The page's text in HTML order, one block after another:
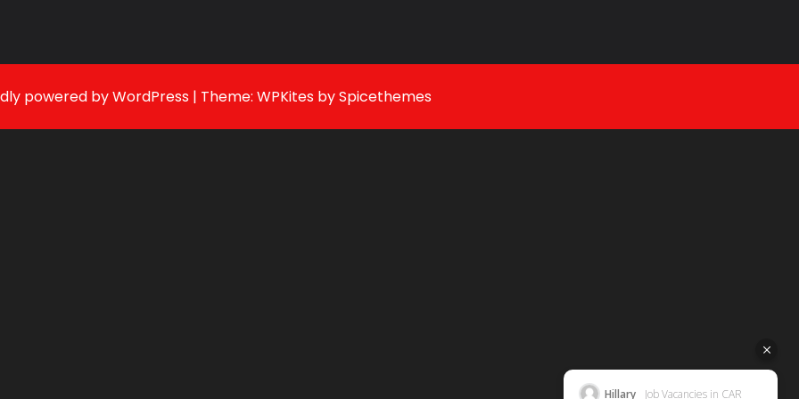
powered byWordPress | Theme: WPKites bySpicethemes
Hillary Job Vacancies in CAR